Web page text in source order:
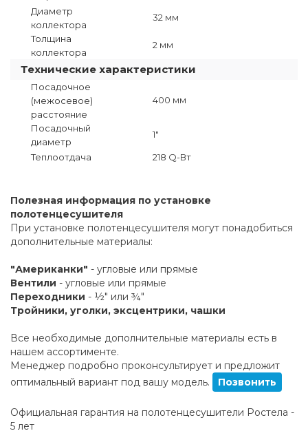
Диаметр
коллектора
32 мм
Толщина
коллектора
2 мм
Технические характеристики
Посадочное
(межосевое)
расстояние
400 мм
Посадочный
диаметр
1"
Теплоотдача 218 Q-Вт
Полезная информация по установке
полотенцесушителя
При установке полотенцесушителя могут понадобиться
дополнительные материалы:
"Американки" - угловые или прямые
Вентили - угловые или прямые
Переходники - ½" или ¾"
Тройники, уголки, эксцентрики, чашки
Все необходимые дополнительные материалы есть в
нашем ассортименте.
Менеджер подробно проконсультирует и предложит
оптимальный вариант под вашу модель.
Позвонить
Официальная гарантия на полотенцесушители Ростела -
5 лет